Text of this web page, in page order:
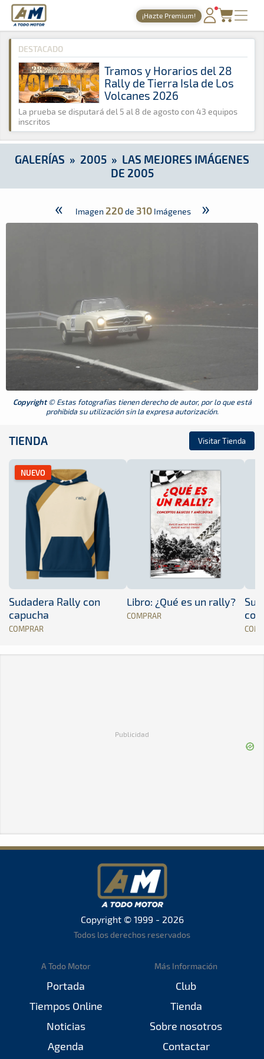
A Todo Motor · Revista del motor desde 1999
¡Hazte Premium!
PORTADA
TIEMPOS ONLINE
NOTICIAS
AGENDA
GALERÍAS
TIENDA
A Todo Motor » Galerías » 2005 » Las mejores imágenes de
DESTACADO
Tramos y Horarios del 28
Rally de Tierra Isla de Los
Volcanes 2026
La prueba se disputará del 5 al 8 de agosto con 43 equipos
inscritos
GALERÍAS » 2005 » LAS MEJORES IMÁGENES
DE 2005
« Imagen 220de 310Imágenes »
Copyright© Estas fotografias tienen derecho de autor, por lo que está
prohibida su utilización sin la expresa autorización.
TIENDA Visitar Tienda
NUEVO
Sudadera Rally con
capucha
COMPRAR
Libro: ¿Qué es un rally?
COMPRAR
Publicidad
Copyright © 1999 - 2026
Todos los derechos reservados
A Todo Motor
Portada
Tiempos Online
Noticias
Agenda
Más Información
Club
Tienda
Sobre nosotros
Contactar